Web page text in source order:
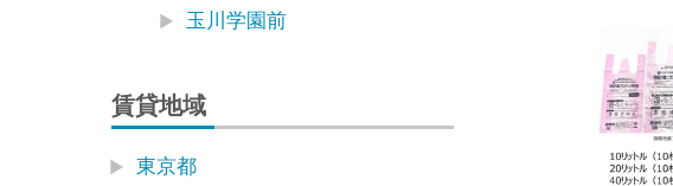
玉川学園前
賃貸地域
東京都